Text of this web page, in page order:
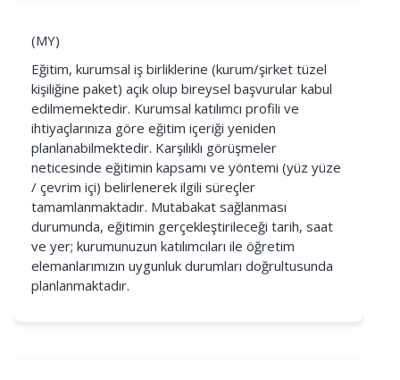
(MY)
Eğitim, kurumsal iş birliklerine (kurum/şirket tüzel
kişiliğine paket) açık olup bireysel başvurular kabul
edilmemektedir. Kurumsal katılımcı profili ve
ihtiyaçlarınıza göre eğitim içeriği yeniden
planlanabilmektedir. Karşılıklı görüşmeler
neticesinde eğitimin kapsamı ve yöntemi (yüz yüze
/ çevrim içi) belirlenerek ilgili süreçler
tamamlanmaktadır. Mutabakat sağlanması
durumunda, eğitimin gerçekleştirileceği tarih, saat
ve yer; kurumunuzun katılımcıları ile öğretim
elemanlarımızın uygunluk durumları doğrultusunda
planlanmaktadır.